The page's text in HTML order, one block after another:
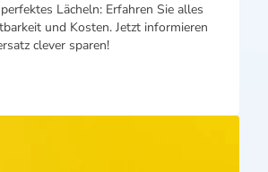
Lächeln: Erfahren Sie alles
und Kosten. Jetzt informieren
clever sparen!